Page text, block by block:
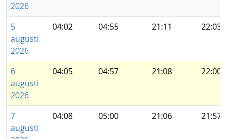
2026
5
augusti
2026
04:02 04:55 21:11 22:03
6
augusti
2026
04:05 04:57 21:08 22:00
7
augusti
04:08 05:00 21:06 21:57